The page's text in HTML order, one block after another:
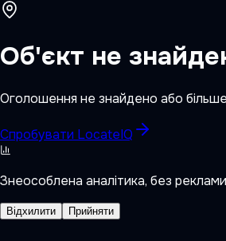
Об'єкт не
Оголошення не знайдено або
Спробувати LocateIQ
Знеособлена аналітика, без
Відхилити Прийняти